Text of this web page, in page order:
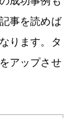
事を読めば
ります。タ
アップさせ